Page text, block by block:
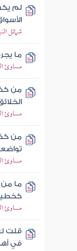
لم
شمائل
ما
مساوئ
من
مساوئ
من
مساوئ
ما من
مساوئ
قلت
في